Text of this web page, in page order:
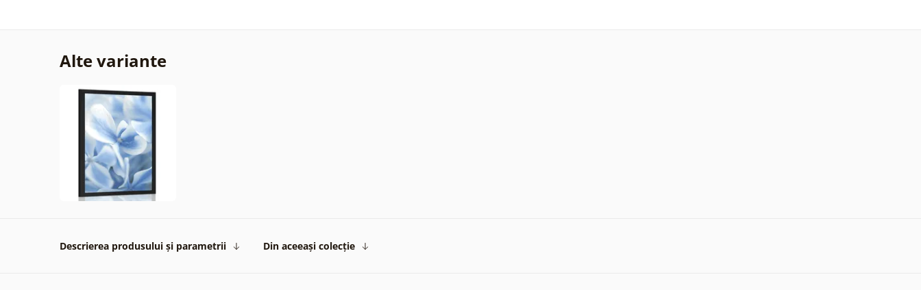
Alte variante
Descrierea produsului și parametrii Din aceeași colecție